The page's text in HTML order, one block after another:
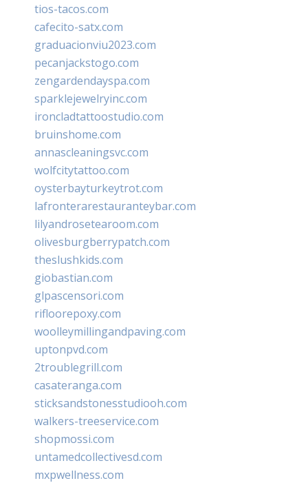
tios-tacos.com
cafecito-satx.com
graduacionviu2023.com
pecanjackstogo.com
zengardendayspa.com
sparklejewelryinc.com
ironcladtattoostudio.com
bruinshome.com
annascleaningsvc.com
wolfcitytattoo.com
oysterbayturkeytrot.com
lafronterarestauranteybar.com
lilyandrosetearoom.com
olivesburgberrypatch.com
theslushkids.com
giobastian.com
glpascensori.com
rifloorepoxy.com
woolleymillingandpaving.com
uptonpvd.com
2troublegrill.com
casateranga.com
sticksandstonesstudiooh.com
walkers-treeservice.com
shopmossi.com
untamedcollectivesd.com
mxpwellness.com